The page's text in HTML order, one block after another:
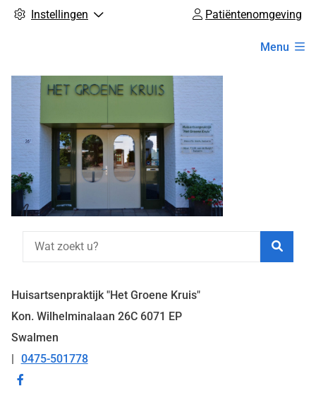
Instellingen Patiëntenomgeving
Menu
Huisartsenpraktijk "Het Groene Kruis"
Kon. Wilhelminalaan 26C 6071 EP
Swalmen
Tel:
0475-501778